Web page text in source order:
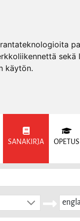
käytön.
SANAKIRJA OPETUS